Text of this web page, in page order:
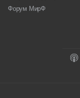
Форум МирФ